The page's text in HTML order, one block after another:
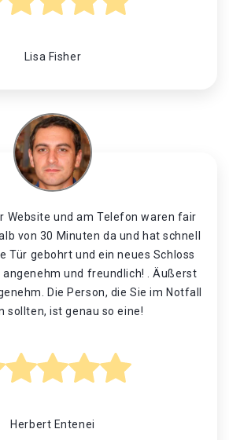
Lisa Fisher
Website und am Telefon waren fair
von 30 Minuten da und hat schnell
Tür gebohrt und ein neues Schloss
angenehm und freundlich! . Äußerst
Die Person, die Sie im Notfall
sollten, ist genau so eine!
Herbert Entenei